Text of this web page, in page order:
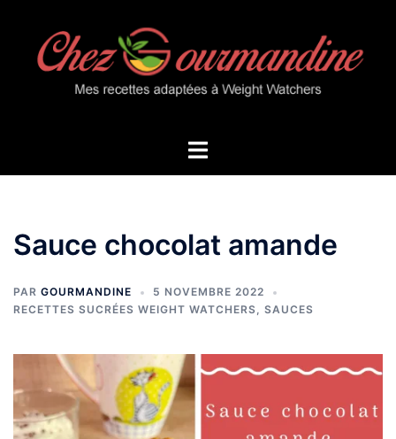
contenu
Ouvrir/fermer
Sauce chocolat amande
PAR GOURMANDINE
5 NOVEMBRE 2022
RECETTES SUCRÉES WEIGHT WATCHERS, SAUCES